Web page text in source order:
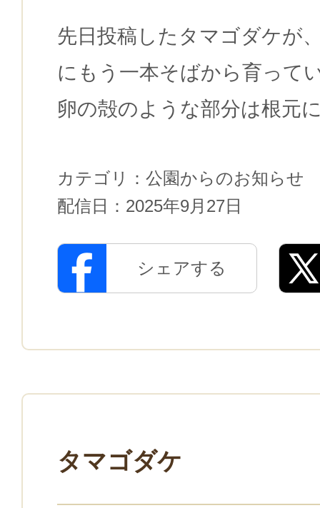
先日投稿したタマゴダケが
にもう一本そばから育って
卵の殻のような部分は根元
カテゴリ： 公園からのお知らせ
配信日： 2025年9月27日
シェアする
タマゴダケ